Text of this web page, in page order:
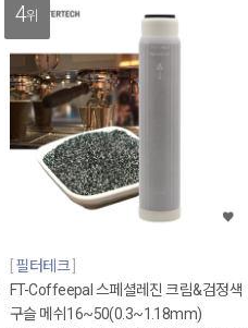
4위
필터테크
FT-Coffeepal 스페셜레진 크림&검정색
구슬 메쉬16~50(0.3~1.18mm)